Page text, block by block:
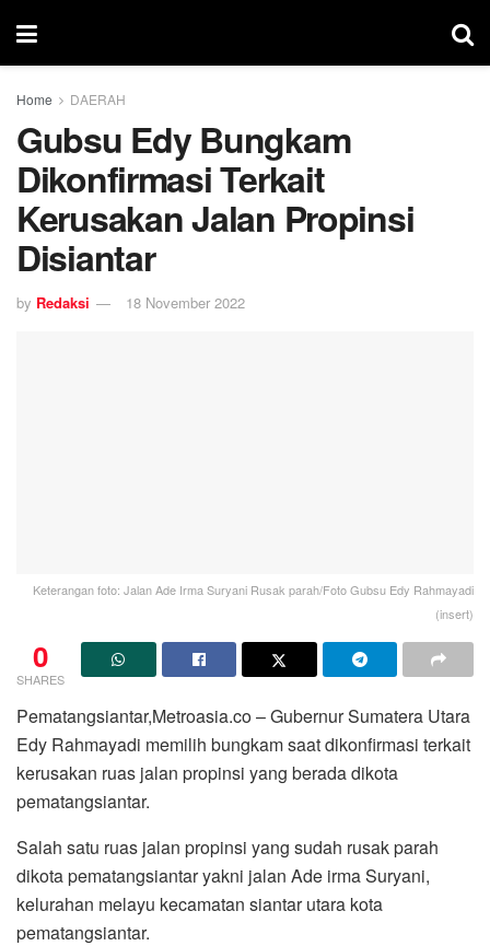
Home DAERAH
Gubsu Edy Bungkam
Dikonfirmasi Terkait
Kerusakan Jalan Propinsi
Disiantar
by Redaksi 18 November 2022
Keterangan foto: Jalan Ade Irma Suryani Rusak parah/Foto Gubsu Edy Rahmayadi
(insert)
0
SHARES
Pematangsiantar,Metroasia.co – Gubernur Sumatera Utara
Edy Rahmayadi memilih bungkam saat dikonfirmasi terkait
kerusakan ruas jalan propinsi yang berada dikota
pematangsiantar.
Salah satu ruas jalan propinsi yang sudah rusak parah
dikota pematangsiantar yakni jalan Ade irma Suryani,
kelurahan melayu kecamatan siantar utara kota
pematangsiantar.